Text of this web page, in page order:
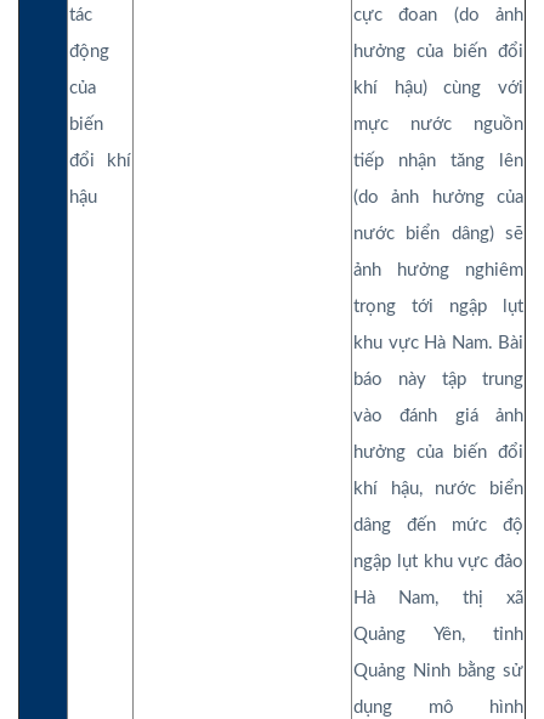
tác
động
của
biến
đổi khí
hậu
cực đoan (do ảnh
hưởng của biến đổi
khí hậu) cùng với
mực nước nguồn
tiếp nhận tăng lên
(do ảnh hưởng của
nước biển dâng) sẽ
ảnh hưởng nghiêm
trọng tới ngập lụt
khu vực Hà Nam. Bài
báo này tập trung
vào đánh giá ảnh
hưởng của biến đổi
khí hậu, nước biển
dâng đến mức độ
ngập lụt khu vực đảo
Hà Nam, thị xã
Quảng Yên, tỉnh
Quảng Ninh bằng sử
dụng mô hình